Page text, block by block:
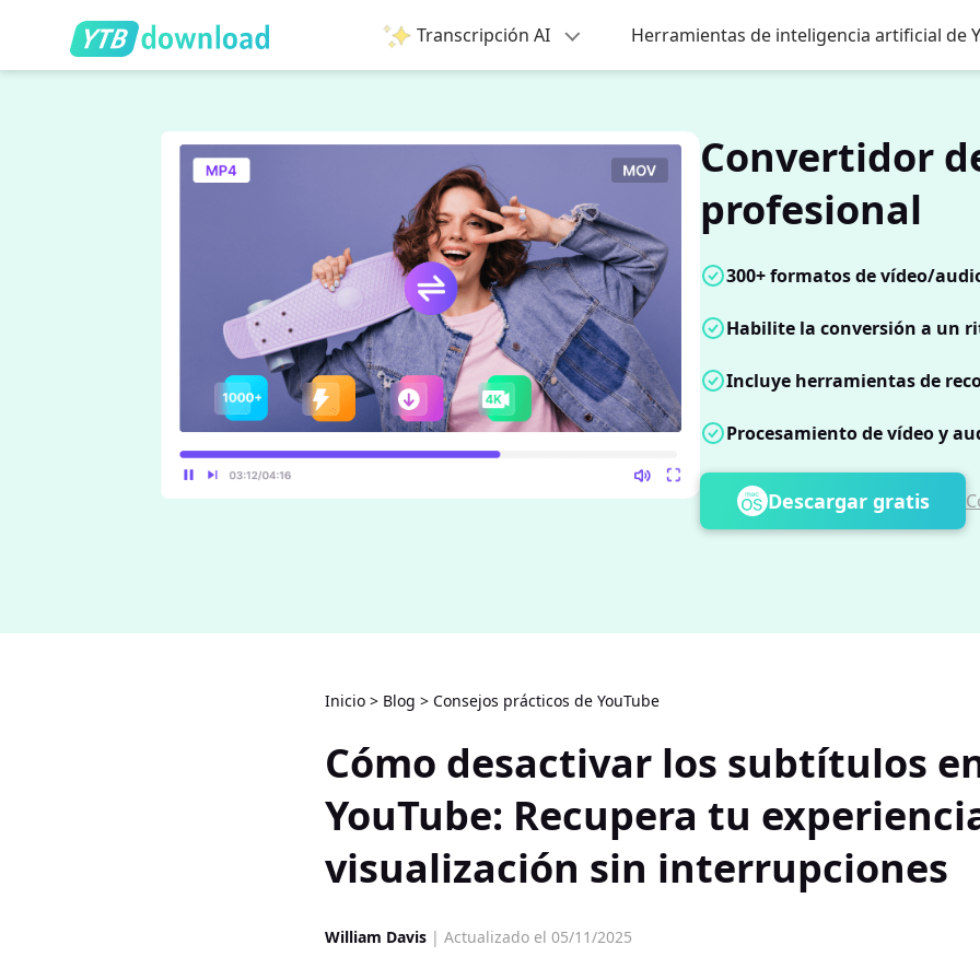
Transcripción AI Herramientas de inteligencia artificial de
Convertidor
profesional
300+ formatos de vídeo/
Habilite la conversión a un
Incluye herramientas de
Procesamiento de vídeo y
Descargar gratis
Inicio > Blog > Consejos prácticos de YouTube
Cómo desactivar los subtítulos
YouTube: Recupera tu
visualización sin interrupciones
William Davis | Actualizado el 05/11/2025